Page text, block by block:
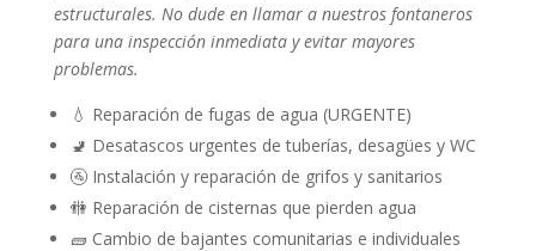
estructurales. No dude en llamar a nuestros fontaneros
para una inspección inmediata y evitar mayores
problemas.
💧 Reparación de fugas de agua (URGENTE)
🚽 Desatascos urgentes de tuberías, desagües y WC
🚰 Instalación y reparación de grifos y sanitarios
🚻 Reparación de cisternas que pierden agua
🧱 Cambio de bajantes comunitarias e individuales